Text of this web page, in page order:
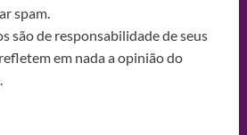
spam.
são de responsabilidade de seus
em nada a opinião do